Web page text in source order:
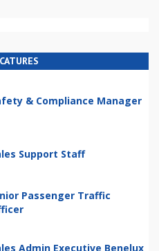
& Compliance Manager
Support Staff
Passenger Traffic
Admin Executive Benelux